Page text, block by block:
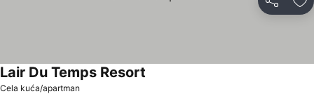
Deli
Cela kuća/apartman
Lair Du Temps Resort